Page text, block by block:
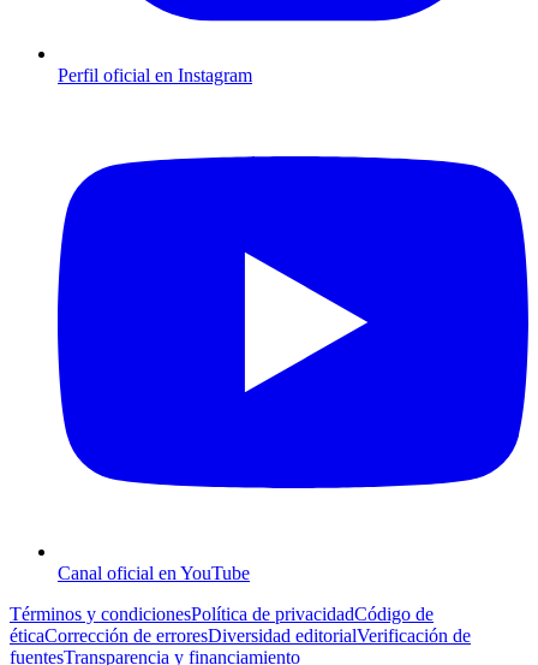
Perfil oficial en Instagram
Canal oficial en YouTube
Términos y condicionesPolítica de privacidadCódigo de
éticaCorrección de erroresDiversidad editorialVerificación de
fuentesTransparencia y financiamiento